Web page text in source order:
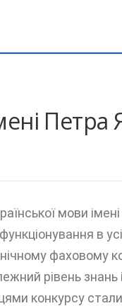
Петра
мови
в
фаховому
рівень знань
конкурсу